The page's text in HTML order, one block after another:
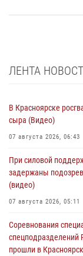
ЛЕНТА
В Красноярске
сыра (Видео)
07 августа 2026, 06:43
При силовой
задержаны
(видео)
07 августа 2026, 05:11
Соревнования
спецподразделений
прошли в